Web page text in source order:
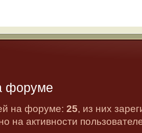
форуме
на форуме: 25, из них
на активности